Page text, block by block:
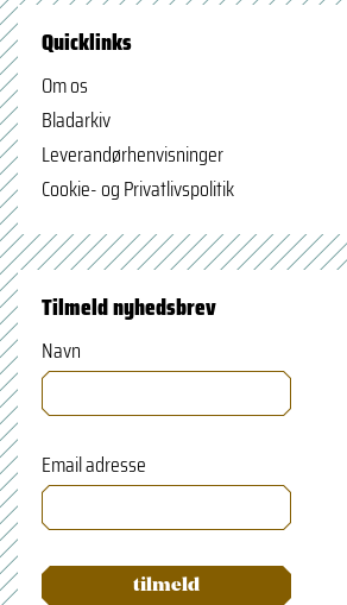
Quicklinks
Om os
Bladarkiv
Leverandørhenvisninger
Cookie- og Privatlivspolitik
Tilmeld nyhedsbrev
Navn
Email adresse